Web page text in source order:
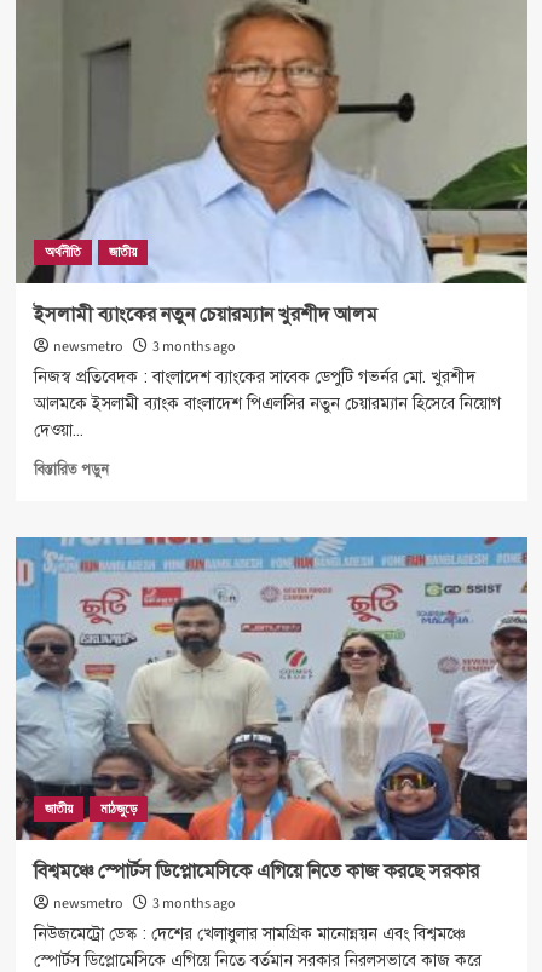
অর্থনীতি জাতীয়
ইসলামী ব্যাংকের নতুন চেয়ারম্যান খুরশীদ আলম
newsmetro
3 months ago
নিজস্ব প্রতিবেদক : বাংলাদেশ ব্যাংকের সাবেক ডেপুটি গভর্নর মো. খুরশীদ
আলমকে ইসলামী ব্যাংক বাংলাদেশ পিএলসির নতুন চেয়ারম্যান হিসেবে নিয়োগ
দেওয়া...
বিস্তারিত পড়ুনRead
ইসলামী
ব্যাংকের
চেয়ারম্যান
খুরশীদ
আলম
জাতীয় মাঠজুড়ে
বিশ্বমঞ্চে স্পোর্টস ডিপ্লোমেসিকে এগিয়ে নিতে কাজ করছে সরকার
newsmetro
3 months ago
নিউজমেট্রো ডেস্ক : দেশের খেলাধুলার সামগ্রিক মানোন্নয়ন এবং বিশ্বমঞ্চে
স্পোর্টস ডিপ্লোমেসিকে এগিয়ে নিতে বর্তমান সরকার নিরলসভাবে কাজ করে